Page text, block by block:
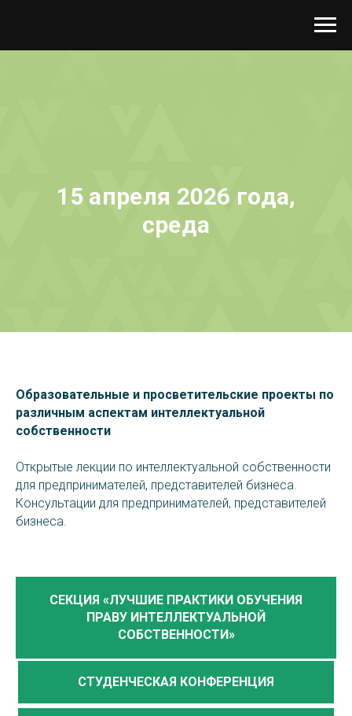
15 апреля 2026 года,
среда
Образовательные и просветительские проекты по
различным аспектам интеллектуальной
собственности
Открытые лекции по интеллектуальной собственности
для предпринимателей, представителей бизнеса.
Консультации для предпринимателей, представителей
бизнеса.
СЕКЦИЯ «ЛУЧШИЕ ПРАКТИКИ ОБУЧЕНИЯ
ПРАВУ ИНТЕЛЛЕКТУАЛЬНОЙ
СОБСТВЕННОСТИ»
СТУДЕНЧЕСКАЯ КОНФЕРЕНЦИЯ